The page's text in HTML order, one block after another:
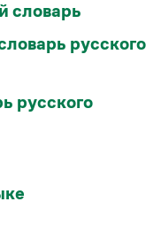
словарь
русского
русского